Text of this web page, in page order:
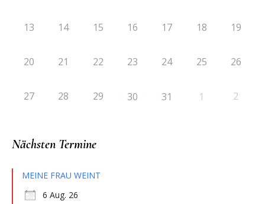
13 14 15 16 17 18 19
20 21 22 23 24 25 26
27 28 29 30 31 1 2
Nächsten Termine
MEINE FRAU WEINT
6 Aug. 26